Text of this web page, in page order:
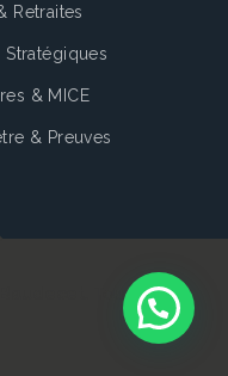
Retraites
& MICE
& Preuves
. Tous droits